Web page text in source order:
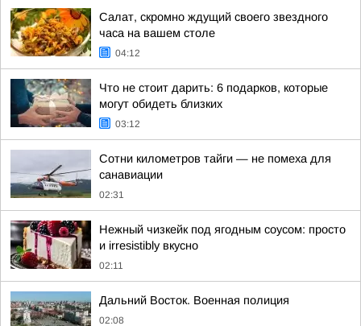
Салат, скромно ждущий своего звездного
часа на вашем столе
04:12
Что не стоит дарить: 6 подарков, которые
могут обидеть близких
03:12
Сотни километров тайги — не помеха для
санавиации
02:31
Нежный чизкейк под ягодным соусом: просто
и irresistibly вкусно
02:11
Дальний Восток. Военная полиция
02:08